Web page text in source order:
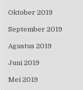
Oktober 2019
September 2019
Agustus 2019
Juni 2019
Mei 2019